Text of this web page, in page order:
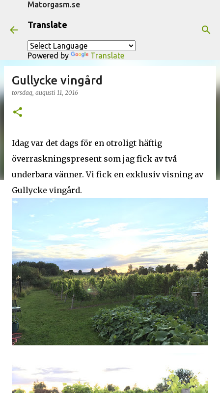
Matorgasm.se
Translate
Powered by Translate
Gullycke vingård
torsdag, augusti 11, 2016
Idag var det dags för en otroligt häftig
överraskningspresent som jag fick av två
underbara vänner. Vi fick en exklusiv visning av
Gullycke vingård.